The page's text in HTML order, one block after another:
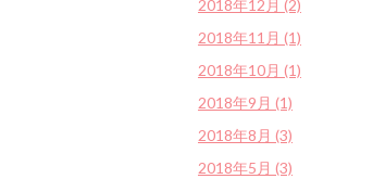
2018年12月 (2)
2018年11月 (1)
2018年10月 (1)
2018年9月 (1)
2018年8月 (3)
2018年5月 (3)